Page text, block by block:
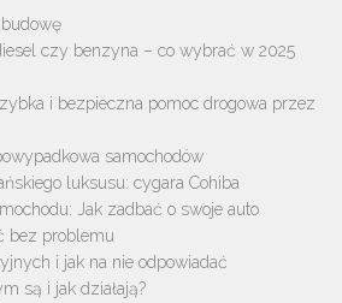
czy benzyna – co wybrać w 2025
i bezpieczna pomoc drogowa przez
samochodów
luksusu: cygara Cohiba
Jak zadbać o swoje auto
bez problemu
i jak na nie odpowiadać
są i jak działają?